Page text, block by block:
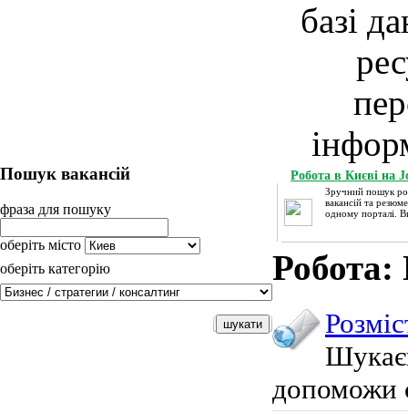
базі
Пошук вакансій
фраза для пошуку
оберіть місто
оберіть категорію
Робота в Києві на
Зручний пошук
вакансій та
одному порталі.
Робота:
допоможи